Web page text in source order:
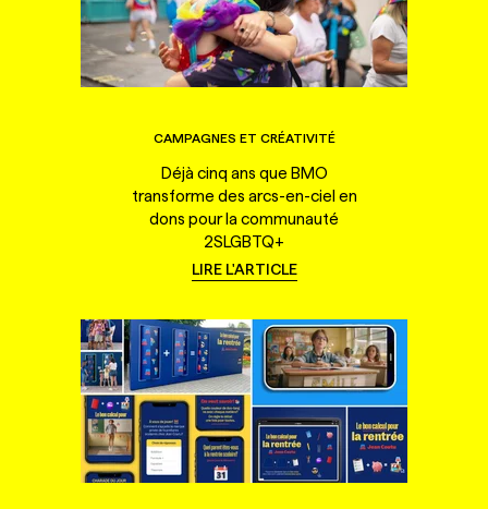
CAMPAGNES ET CRÉATIVITÉ
Déjà cinq ans que BMO
transforme des arcs-en-ciel en
dons pour la communauté
2SLGBTQ+
LIRE L'ARTICLE